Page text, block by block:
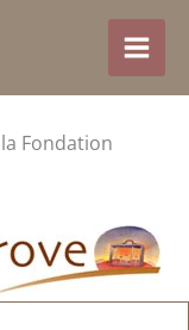
Fondation